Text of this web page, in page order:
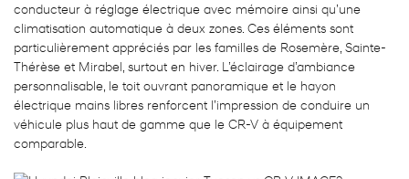
conducteur à réglage électrique avec mémoire ainsi qu’une
climatisation automatique à deux zones. Ces éléments sont
particulièrement appréciés par les familles de Rosemère, Sainte-
Thérèse et Mirabel, surtout en hiver. L’éclairage d’ambiance
personnalisable, le toit ouvrant panoramique et le hayon
électrique mains libres renforcent l’impression de conduire un
véhicule plus haut de gamme que le CR-V à équipement
comparable.